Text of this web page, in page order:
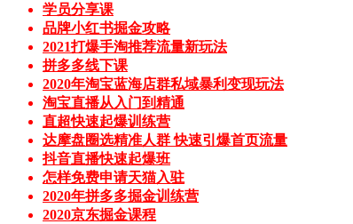
学员分享课
品牌小红书掘金攻略
2021打爆手淘推荐流量新玩法
拼多多线下课
2020年淘宝蓝海店群私域暴利变现玩法
淘宝直播从入门到精通
直超快速起爆训练营
达摩盘圈选精准人群 快速引爆首页流量
抖音直播快速起爆班
怎样免费申请天猫入驻
2020年拼多多掘金训练营
2020京东掘金课程